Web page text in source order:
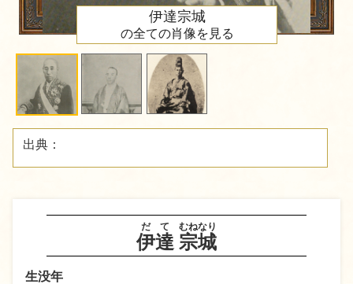
伊達
だて
宗城
むねなり
生没年
伊達宗城
の全ての肖像を見る
出典：